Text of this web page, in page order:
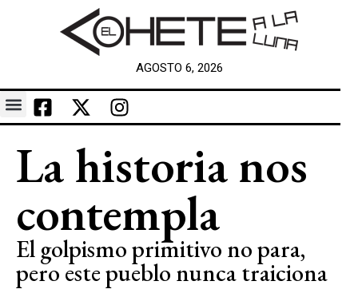
AGOSTO 6, 2026
La historia nos
contempla
El golpismo primitivo no para,
pero este pueblo nunca traiciona